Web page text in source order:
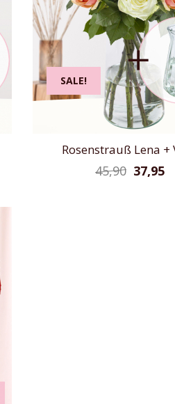
SALE!
Rosenstrauß Lena +
37,95
45,90